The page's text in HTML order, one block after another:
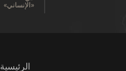
«الإنساني»
الرئيسية